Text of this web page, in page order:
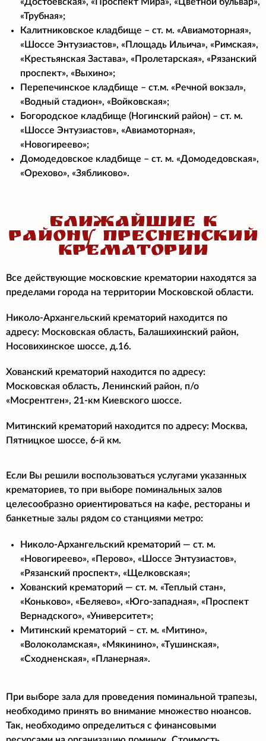
«Трубная»;
Калитниковское кладбище – ст. м. «Авиамоторная»,
«Шоссе Энтузиастов», «Площадь Ильича», «Римская»,
«Крестьянская Застава», «Пролетарская», «Рязанский
проспект», «Выхино»;
Перепечинское кладбище – ст.м. «Речной вокзал»,
«Водный стадион», «Войковская»;
Богородское кладбище (Ногинский район) – ст. м.
«Шоссе Энтузиастов», «Авиамоторная»,
«Новогиреево»;
Домодедовское кладбище – ст. м. «Домодедовская»,
«Орехово», «Зябликово».
БЛИЖАЙШИЕ К
РАЙОНУ ПРЕСНЕНСКИЙ
КРЕМАТОРИИ
Все действующие московские крематории находятся за
пределами города на территории Московской области.
Николо-Архангельский крематорий находится по
адресу: Московская область, Балашихинский район,
Носовихинское шоссе, д.16.
Хованский крематорий находится по адресу:
Московская область, Ленинский район, п/о
«Мосрентген», 21-км Киевского шоссе.
Митинский крематорий находится по адресу: Москва,
Пятницкое шоссе, 6-й км.
Если Вы решили воспользоваться услугами указанных
крематориев, то при выборе поминальных залов
целесообразно ориентироваться на кафе, рестораны и
банкетные залы рядом со станциями метро:
Николо-Архангельский крематорий — ст. м.
«Новогиреево», «Перово», «Шоссе Энтузиастов»,
«Рязанский проспект», «Щелковская»;
Хованский крематорий — ст. м. «Теплый стан»,
«Коньково», «Беляево», «Юго-западная», «Проспект
Вернадского», «Университет»;
Митинский крематорий – ст. м. «Митино»,
«Волоколамская», «Мякинино», «Тушинская»,
«Сходненская», «Планерная».
При выборе зала для проведения поминальной трапезы,
необходимо принять во внимание множество нюансов.
Так, необходимо определиться с финансовыми